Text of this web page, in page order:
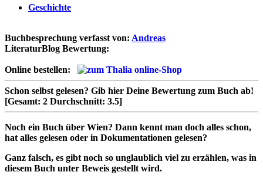
Geschichte
Buchbesprechung verfasst von: Andreas
LiteraturBlog Bewertung:
Online bestellen:
Schon selbst gelesen? Gib hier Deine Bewertung zum Buch ab!
[Gesamt: 2 Durchschnitt: 3.5]
Noch ein Buch über Wien? Dann kennt man doch alles schon,
hat alles gelesen oder in Dokumentationen gelesen?
Ganz falsch, es gibt noch so unglaublich viel zu erzählen, was in
diesem Buch unter Beweis gestellt wird.